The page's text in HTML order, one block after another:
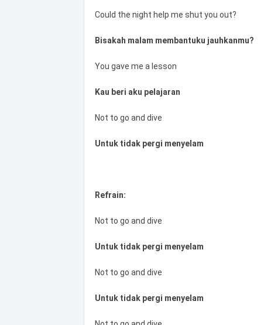
Could the night help me shut you out?
Bisakah malam membantuku jauhkanmu?
You gave me a lesson
Kau beri aku pelajaran
Not to go and dive
Untuk tidak pergi menyelam
Refrain:
Not to go and dive
Untuk tidak pergi menyelam
Not to go and dive
Untuk tidak pergi menyelam